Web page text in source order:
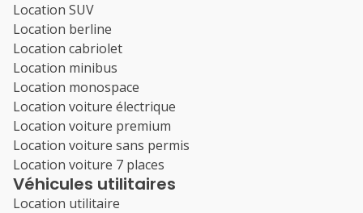
Location SUV
Location berline
Location cabriolet
Location minibus
Location monospace
Location voiture électrique
Location voiture premium
Location voiture sans permis
Location voiture 7 places
Véhicules utilitaires
Location utilitaire